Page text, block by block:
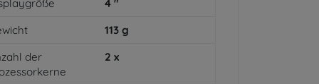
4 "
113 g
der
2 x